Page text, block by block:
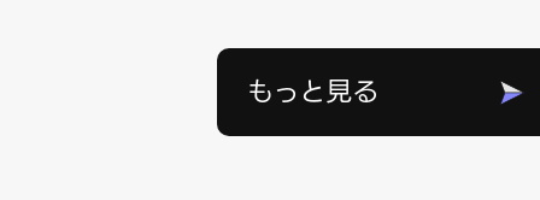
もっと見る